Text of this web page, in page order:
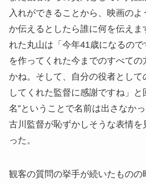
入れができることから、映画のよ
か伝えるとしたら誰に何を伝えま
れた丸山は「今年41歳になるの
を作ってくれた今までのすべての
かね。そして、自分の役者として
してくれた監督に感謝ですね」と
名”ということで名前は出さなか
古川監督が恥ずかしそうな表情を
った。
観客の質問の挙手が続いたものの